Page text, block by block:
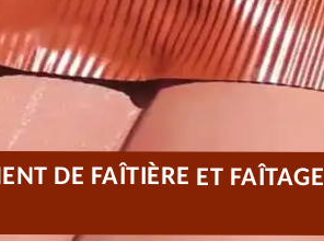
DE FAÎTIÈRE ET FAÎTAGE